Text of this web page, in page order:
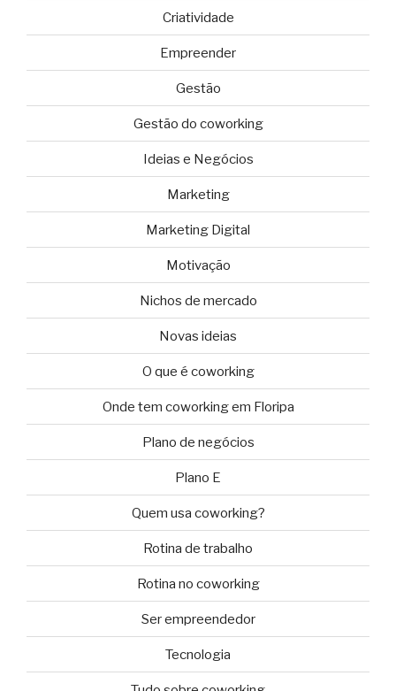
Criatividade
Empreender
Gestão
Gestão do coworking
Ideias e Negócios
Marketing
Marketing Digital
Motivação
Nichos de mercado
Novas ideias
O que é coworking
Onde tem coworking em Floripa
Plano de negócios
Plano E
Quem usa coworking?
Rotina de trabalho
Rotina no coworking
Ser empreendedor
Tecnologia